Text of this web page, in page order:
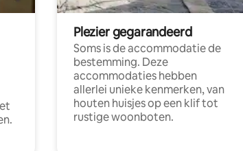
Plezier gegarandeerd
Soms is de accommodatie de
bestemming. Deze
accommodaties hebben
allerlei unieke kenmerken, van
houten huisjes op een klif tot
rustige woonboten.